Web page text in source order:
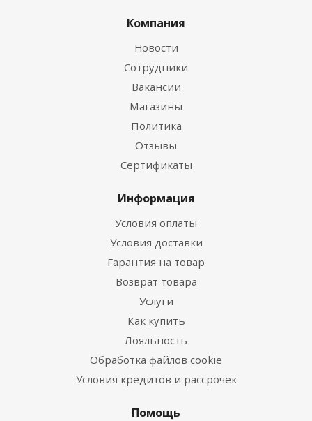
Компания
Новости
Сотрудники
Вакансии
Магазины
Политика
Отзывы
Сертификаты
Информация
Условия оплаты
Условия доставки
Гарантия на товар
Возврат товара
Услуги
Как купить
Лояльность
Обработка файлов cookie
Условия кредитов и рассрочек
Помощь